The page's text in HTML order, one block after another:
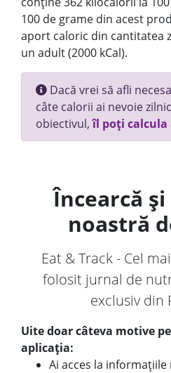
100 de grame din acest
aport caloric din cantitatea
un adult (2000 kCal).
Dacă vrei să afli
câte calorii ai nevoie
obiectivul,îl poți calcula
Încearcă
noastră
Eat & Track - Cel
folosit jurnal de
exclusiv din
Uite doar câteva motive
aplicația:
Ai acces la